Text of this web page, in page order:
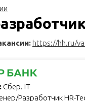
https://hh.ru/
Сбер. IT
Разработчик HR-